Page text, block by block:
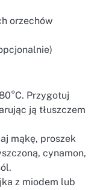
orzechów
Przygotuj
ją tłuszczem
mąkę, proszek
cynamon,
z miodem lub